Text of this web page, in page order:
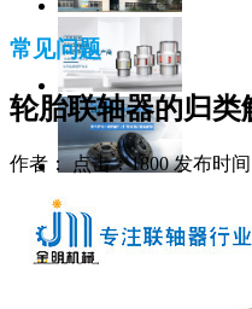
常见问题
轮胎联轴器的归类
作者： 点击：1800 发布时间